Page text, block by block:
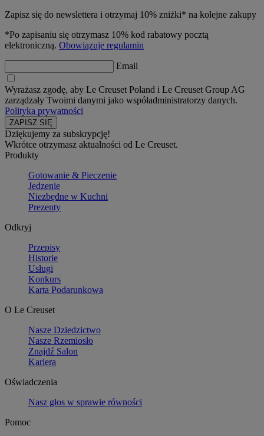
Zapisz się do newslettera i otrzymaj 10% zniżki* na kolejne zakupy
*Po zapisaniu się otrzymasz 10% kod rabatowy pocztą
elektroniczną. Obowiązuje regulamin
Email
Wyrażasz zgodę, aby Le Creuset Poland i Le Creuset Group AG
zarządzały Twoimi danymi jako współadministratorzy danych.
Polityka prywatności
Dziękujemy za subskrypcję!
Wkrótce otrzymasz aktualności od Le Creuset.
Produkty
Gotowanie & Pieczenie
Jedzenie
Niezbędne w Kuchni
Prezenty
Odkryj
Przepisy
Historie
Usługi
Konkurs
Karta Podarunkowa
O Le Creuset
Nasze Dziedzictwo
Nasze Rzemiosło
Znajdź Salon
Kariera
Oświadczenia
Nasz głos w sprawie równości
Pomoc